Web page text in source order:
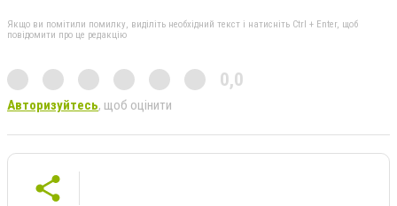
Якщо ви помітили помилку, виділіть необхідний текст і натисніть Ctrl + Enter, щоб
повідомити про це редакцію
0,0
Авторизуйтесь, щоб оцінити